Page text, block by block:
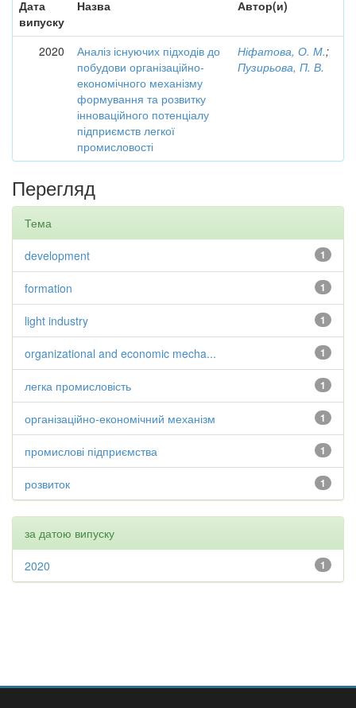
Дата
випуску
Назва Автор(и)
2020
Аналіз існуючих підходів до
побудови організаційно-
економічного механізму
формування та розвитку
інноваційного потенціалу
підприємств легкої
промисловості
Ніфатова, О. М.;
Пузирьова, П. В.
Перегляд
Тема
1
development
1
formation
1
light industry
1
organizational and economic mecha...
1
легка промисловість
1
організаційно-економічний механізм
1
промислові підприємства
1
розвиток
за датою випуску
1
2020